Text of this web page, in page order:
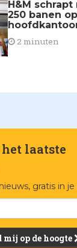
H&M
250 banen
2 minuten
laatste
gratis in je
mij op de hoogte